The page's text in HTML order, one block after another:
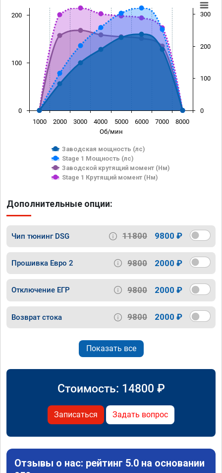
Об/мин
Заводская мощность (лс)
Stage 1 Мощность (лс)
Заводской крутящий момент (Нм)
Stage 1 Крутящий момент (Нм)
1000 2000 3000 4000 5000 6000 7000 8000
0
100
200
0
100
200
300
Дополнительные опции:
Чип тюнинг DSG 11800 9800 ₽
Прошивка Евро 2 9800 2000 ₽
Отключение ЕГР 9800 2000 ₽
Возврат стока 9800 2000 ₽
Показать все
Стоимость: 14800 ₽
Записаться Задать вопрос
Отзывы о нас: рейтинг 5.0 на основании